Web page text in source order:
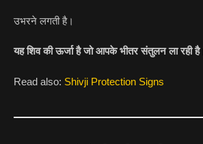
उभरने लगती है।
यह शिव की ऊर्जा है जो आपके भीतर संतुलन ला रही
Read also: Shivji Protection Signs